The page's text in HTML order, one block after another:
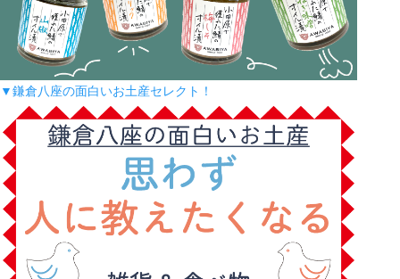
▼鎌倉八座の面白いお土産セレクト！